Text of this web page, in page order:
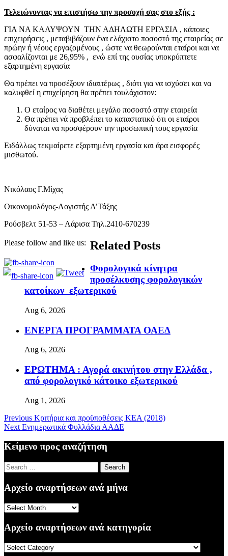
Τελειώνοντας να επιστήσω την προσοχή σας στο εξής :
ΓΙΑ ΝΑ ΚΑΛΥΨΟΥΝ ΤΗΝ ΑΔΗΛΩΤΗ ΕΡΓΑΣΙΑ , κάποιες
επιχειρήσεις , μεταβιβάζουν ένα ελάχιστο ποσοστό της εταιρείας σε
πρώην ή νέους εργαζομένους , ώστε να θεωρούνται εταίροι και να
ασφαλίζονται με 26,95% , ενώ επί της ουσίας υποκρύπτετε
εξαρτημένη εργασία
Θα πρέπει να προσέξουν ιδιαιτέρως , διότι για να ισχύσει και να
καλυφθεί η επιχείρηση θα πρέπει τουλάχιστον:
Ο εταίρος να διαθέτει μεγάλο ποσοστό στην εταιρεία
Θα πρέπει νά προβλέπει το καταστατικό ότι οι εταίροι
δύναται να προσφέρουν την προσωπική τους εργασία
Ειδάλλως τεκμαίρετε εξαρτημένη εργασία και άρα εισφορές
μισθωτού.
Νικόλαος Γ.Μίχας
Οικονομολόγος-Λογιστής Α’Τάξης
Ρούσβελτ 51-53 – Λάρισα Τηλ.2410-670239
Please follow and like us: Related Posts
Φορολογικά κίνητρα
προσέλκυσης φορολογικών
κατοίκων εξωτερικού
Aug 6, 2026
ΕΝΕΡΓΑ ΠΡΟΓΡΑΜΜΑΤΑ ΟΑΕΔ
Aug 6, 2026
ΕΡΩΤΗΜΑ : Αγορά ακινήτου στην Ελλάδα ,
από φορολογικό κάτοικο εξωτερικού
Aug 1, 2026
Previous Κριτήρια και προϋποθέσεις ΚΕΑ (2018)
Next Ενημερωτικά Φυλλάδια ΑΑΔΕ
Κείμενο προς αναζήτηση
Search
for:
Αρχείο αναρτήσεων ανά μήνα
Αρχείο
ανά
μήνα
Αρχείο αναρτήσεων ανά κατηγορία
Αρχείο